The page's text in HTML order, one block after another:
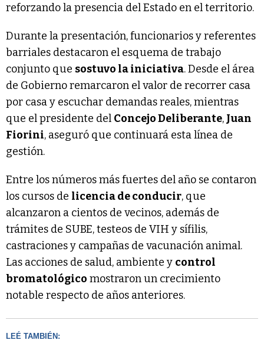
reforzando la presencia del Estado en el territorio.
Durante la presentación, funcionarios y referentes
barriales destacaron el esquema de trabajo
conjunto que sostuvo la iniciativa. Desde el área
de Gobierno remarcaron el valor de recorrer casa
por casa y escuchar demandas reales, mientras
que el presidente del Concejo Deliberante, Juan
Fiorini, aseguró que continuará esta línea de
gestión.
Entre los números más fuertes del año se contaron
los cursos de licencia de conducir, que
alcanzaron a cientos de vecinos, además de
trámites de SUBE, testeos de VIH y sífilis,
castraciones y campañas de vacunación animal.
Las acciones de salud, ambiente y control
bromatológico mostraron un crecimiento
notable respecto de años anteriores.
LEÉ TAMBIÉN: